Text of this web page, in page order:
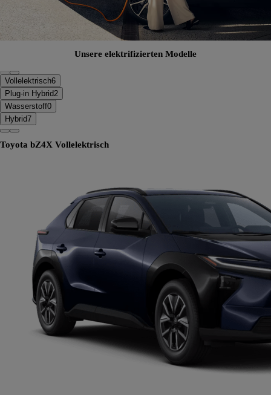
Unsere elektrifizierten Modelle
Vollelektrisch6
Plug-in Hybrid2
Wasserstoff0
Hybrid7
Toyota bZ4X Vollelektrisch